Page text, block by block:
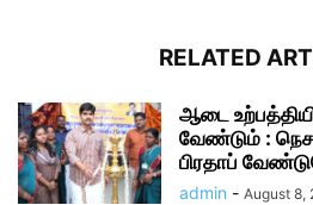
RELATED
ஆடை
வேண்டும் :
பிரதாப்
admin - August 8,